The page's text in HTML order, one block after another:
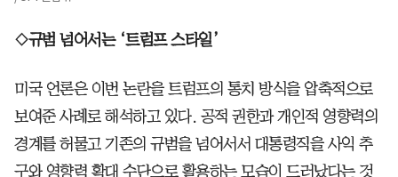
◇규범 넘어서는 ‘트럼프 스타일’
미국 언론은 이번 논란을 트럼프의 통치 방식을 압축적으로
보여준 사례로 해석하고 있다. 공적 권한과 개인적 영향력의
경계를 허물고 기존의 규범을 넘어서서 대통령직을 사익 추
구와 영향력 확대 수단으로 활용하는 모습이 드러났다는 것